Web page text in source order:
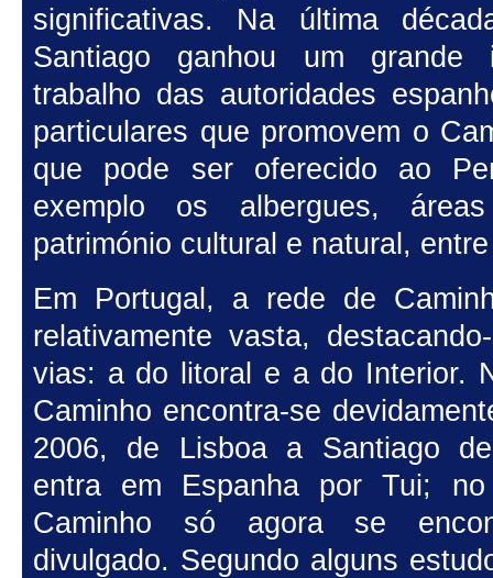
significativas. Na última
Santiago ganhou um grande
trabalho das autoridades
particulares que promovem o
que pode ser oferecido ao
exemplo os albergues,
património cultural e natural,
Em Portugal, a rede de
relativamente vasta,
vias: a do litoral e a do Interior.
Caminho encontra-se
2006, de Lisboa a Santiago
entra em Espanha por Tui;
Caminho só agora se
divulgado. Segundo alguns